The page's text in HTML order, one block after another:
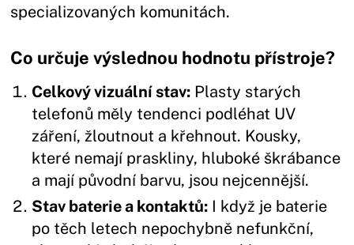
specializovaných komunitách.
Co určuje výslednou hodnotu přístroje?
Celkový vizuální stav: Plasty starých
telefonů měly tendenci podléhat UV
záření, žloutnout a křehnout. Kousky,
které nemají praskliny, hluboké škrábance
a mají původní barvu, jsou nejcennější.
Stav baterie a kontaktů: I když je baterie
po těch letech nepochybně nefunkční,